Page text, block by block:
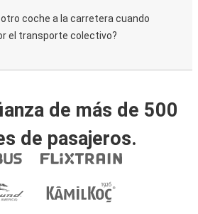
otro coche a la carretera cuando
el transporte colectivo?
de más de 500
de pasajeros.